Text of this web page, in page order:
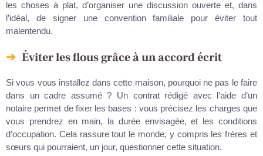
les choses à plat, d’organiser une discussion ouverte et, dans
l’idéal, de signer une convention familiale pour éviter tout
malentendu.
Éviter les flous grâce à un accord écrit
Si vous vous installez dans cette maison, pourquoi ne pas le faire
dans un cadre assumé ? Un contrat rédigé avec l’aide d’un
notaire permet de fixer les bases : vous précisez les charges que
vous prendrez en main, la durée envisagée, et les conditions
d’occupation. Cela rassure tout le monde, y compris les frères et
sœurs qui pourraient, un jour, questionner cette situation.